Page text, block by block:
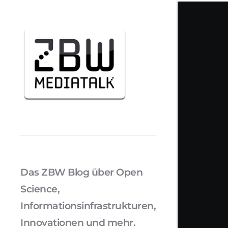
Das ZBW Blog über Open
Science,
Informationsinfrastrukturen,
Innovationen und mehr.